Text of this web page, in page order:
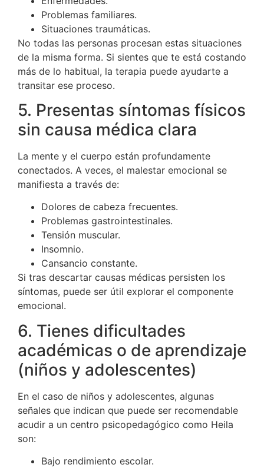
Problemas familiares.
Situaciones traumáticas.
No todas las personas procesan estas situaciones
de la misma forma. Si sientes que te está costando
más de lo habitual, la terapia puede ayudarte a
transitar ese proceso.
5. Presentas síntomas físicos
sin causa médica clara
La mente y el cuerpo están profundamente
conectados. A veces, el malestar emocional se
manifiesta a través de:
Dolores de cabeza frecuentes.
Problemas gastrointestinales.
Tensión muscular.
Insomnio.
Cansancio constante.
Si tras descartar causas médicas persisten los
síntomas, puede ser útil explorar el componente
emocional.
6. Tienes dificultades
académicas o de aprendizaje
(niños y adolescentes)
En el caso de niños y adolescentes, algunas
señales que indican que puede ser recomendable
acudir a un centro psicopedagógico como Heila
son:
Bajo rendimiento escolar.